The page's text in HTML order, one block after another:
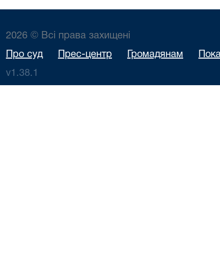
2026 © Всі права захищені
Про суд Прес-центр Громадянам
v1.38.1